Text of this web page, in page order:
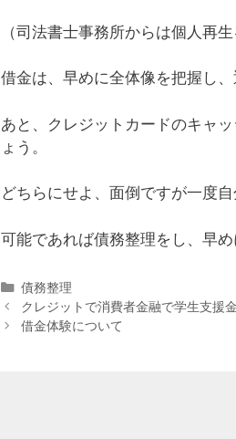
（司法書士事務所からは個人再
借金は、早めに全体像を把握し
あと、クレジットカードのキャ
ょう。
どちらにせよ、面倒ですが一度
可能であれば債務整理をし、早め
カ
テ
ゴ
債務整理
投
稿
クレジットで消費者金融で学生支援
借金体験について